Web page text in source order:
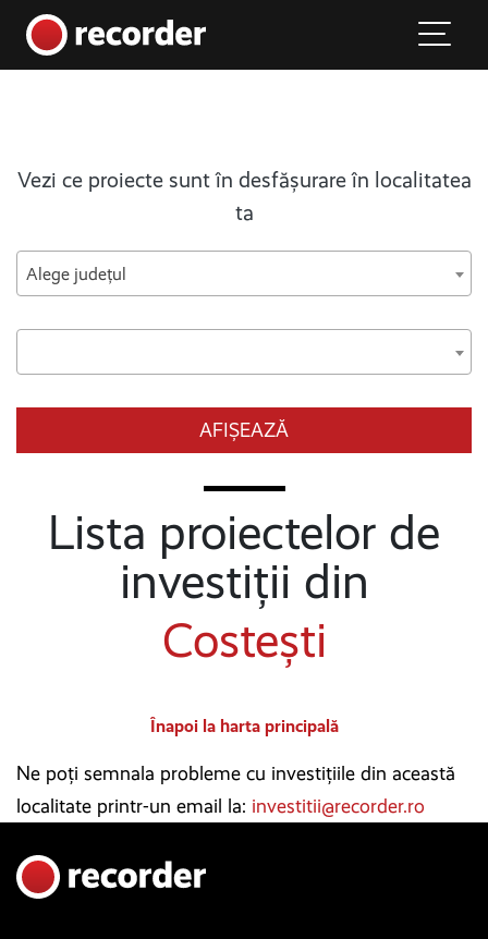
Main Navigation
Vezi ce proiecte sunt în desfășurare în localitatea
ta
Alege județul
AFIȘEAZĂ
Lista proiectelor de
investiții din
Costești
Înapoi la harta principală
Ne poți semnala probleme cu investițiile din această
localitate printr-un email la: investitii@recorder.ro